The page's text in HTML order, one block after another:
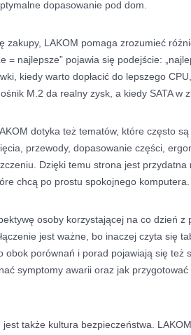
dopasowanie pod dom.
zakupy, LAKOM pomaga zrozumieć
= najlepsze” pojawia się podejście:
kiedy warto dopłacić do lepszego
M.2 da realny zysk, a kiedy SATA w
dotyka też tematów, które często
przewody, dopasowanie części,
Dzięki temu strona jest przydatna
chcą po prostu spokojnego komputera.
osoby korzystającej na co dzień
jest ważne, bo inaczej czyta się
obok porównań i porad pojawiają się też
symptomy awarii oraz jak
jest także kultura bezpieczeństwa.